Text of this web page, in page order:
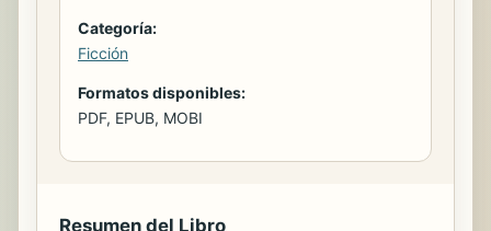
Categoría:
Ficción
Formatos disponibles:
PDF, EPUB, MOBI
Resumen del Libro